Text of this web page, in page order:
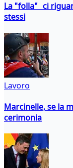
La "folla" ci
stessi
Lavoro
Marcinelle, se la
cerimonia